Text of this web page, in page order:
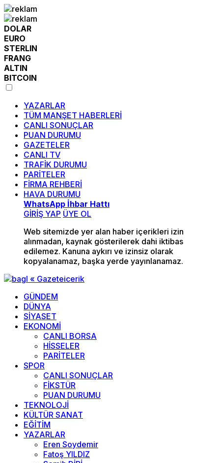
DOLAR
EURO
STERLIN
FRANG
ALTIN
BITCOIN
YAZARLAR
TÜM MANŞET HABERLERİ
CANLI SONUÇLAR
PUAN DURUMU
GAZETELER
CANLI TV
TRAFİK DURUMU
PARİTELER
FİRMA REHBERİ
HAVA DURUMU
WhatsApp İhbar Hattı
GİRİŞ YAP ÜYE OL
Web sitemizde yer alan haber içerikleri izin
alınmadan, kaynak gösterilerek dahi iktibas
edilemez. Kanuna aykırı ve izinsiz olarak
kopyalanamaz, başka yerde yayınlanamaz.
GÜNDEM
DÜNYA
SİYASET
EKONOMİ
CANLI BORSA
HİSSELER
PARİTELER
SPOR
CANLI SONUÇLAR
FİKSTÜR
PUAN DURUMU
TEKNOLOJİ
KÜLTÜR SANAT
EĞİTİM
YAZARLAR
Eren Soydemir
Fatoş YILDIZ